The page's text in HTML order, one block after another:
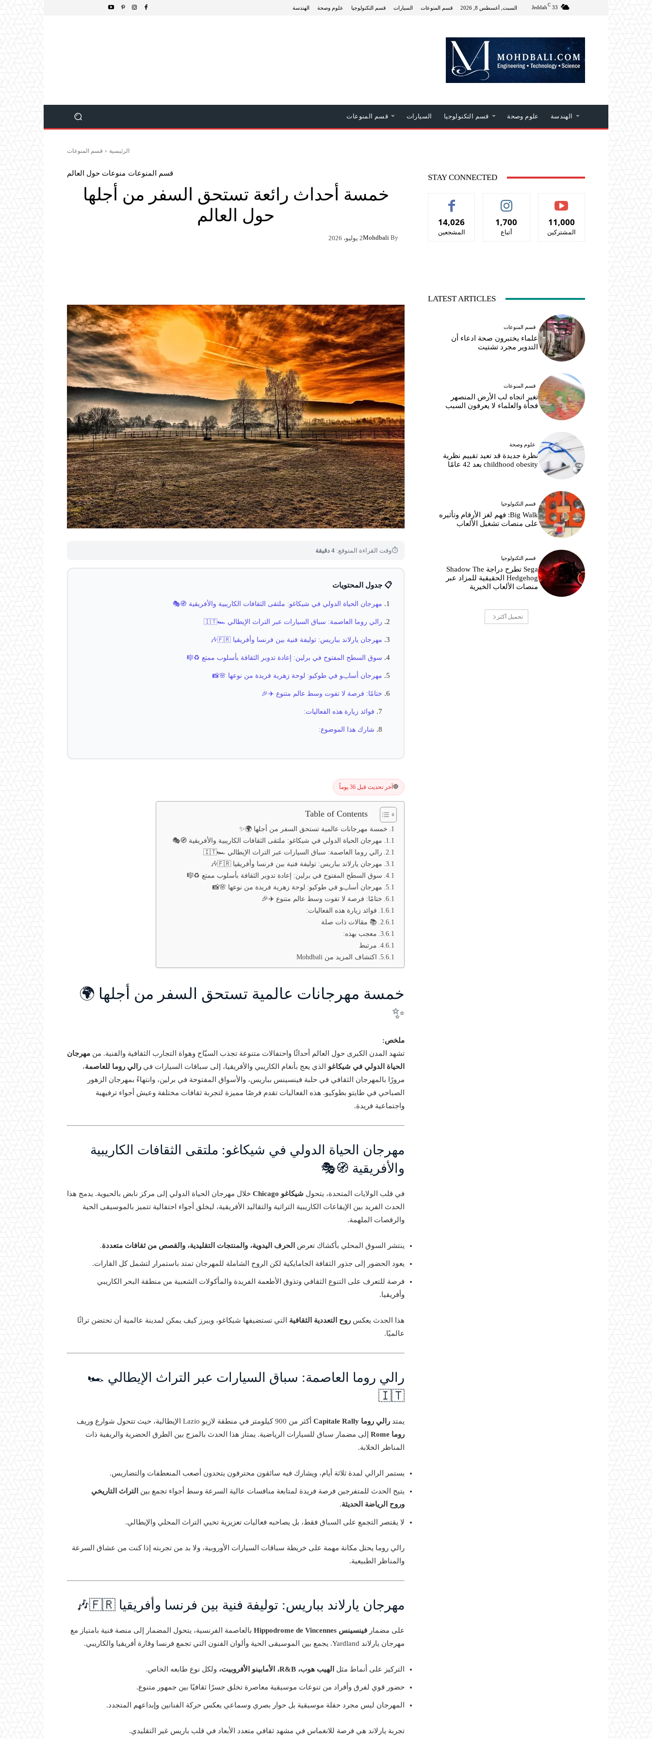
33
C
Jeddah السبت, أغسطس 8, 2026 الهندسة علوم وصحة قسم التكنولوجيا السيارات قسم المنوعات
الهندسة علوم وصحة قسم التكنولوجيا السيارات قسم المنوعات
الرئيسية قسم المنوعات
قسم المنوعات منوعات حول العالم
خمسة أحداث رائعة تستحق السفر من أجلها
حول العالم
By
Mohdbali2 يوليو، 2026
⏱وقت القراءة المتوقع: 4 دقيقة
📋 جدول المحتويات
مهرجان الحياة الدولي في شيكاغو: ملتقى الثقافات الكاريبية والأفريقية 🧭🎭
رالي روما العاصمة: سباق السيارات عبر التراث الإيطالي 🏎️🇮🇹
مهرجان يارلاند بباريس: توليفة فنية بين فرنسا وأفريقيا 🇫🇷🎶
سوق السطح المفتوح في برلين: إعادة تدوير الثقافة بأسلوب ممتع ♻️🎼
مهرجان أساݐو في طوكيو: لوحة زهرية فريدة من نوعها 🌸📸
ختامًا: فرصة لا تفوت وسط عالم متنوع ✈️🎉
فوائد زيارة هذه الفعاليات:
شارك هذا الموضوع:
🔴آخر تحديث قبل 36 يوماً
Table of Contents
خمسة مهرجانات عالمية تستحق السفر من أجلها 🌍✨
مهرجان الحياة الدولي في شيكاغو: ملتقى الثقافات الكاريبية والأفريقية 🧭🎭
رالي روما العاصمة: سباق السيارات عبر التراث الإيطالي 🏎️🇮🇹
مهرجان يارلاند بباريس: توليفة فنية بين فرنسا وأفريقيا 🇫🇷🎶
سوق السطح المفتوح في برلين: إعادة تدوير الثقافة بأسلوب ممتع ♻️🎼
مهرجان أساݐو في طوكيو: لوحة زهرية فريدة من نوعها 🌸📸
ختامًا: فرصة لا تفوت وسط عالم متنوع ✈️🎉
فوائد زيارة هذه الفعاليات:
📚 مقالات ذات صلة
معجب بهذه:
مرتبط
اكتشاف المزيد من Mohdbali
خمسة مهرجانات عالمية تستحق السفر من أجلها 🌍
✨
ملخص:
تشهد المدن الكبرى حول العالم أحداثًا واحتفالات متنوعة تجذب السيّاح وهواة التجارب الثقافية والفنية. من مهرجان
الحياة الدولي في شيكاغو الذي يعج بأنغام الكاريبي والأفريقيا، إلى سباقات السيارات في رالي روما للعاصمة،
مرورًا بالمهرجان الثقافي في حلبة فينسينس بباريس، والأسواق المفتوحة في برلين، وانتهاءً بمهرجان الزهور
الصباحي في طايتو بطوكيو. هذه الفعاليات تقدم فرصًا مميزة لتجربة ثقافات مختلفة وعيش أجواء ترفيهية
واجتماعية فريدة.
مهرجان الحياة الدولي في شيكاغو: ملتقى الثقافات الكاريبية
والأفريقية 🧭🎭
في قلب الولايات المتحدة، يتحول شيكاغو Chicago
خلال مهرجان الحياة الدولي إلى مركز نابض بالحيوية. يدمج هذا
الحدث الفريد بين الإيقاعات الكاريبية التراثية والتقاليد الأفريقية، ليخلق أجواء احتفالية تتميز بالموسيقى الحية
والرقصات الملهمة.
ينتشر السوق المحلي بأكشاك تعرض الحرف اليدوية، والمنتجات التقليدية، والقصص من ثقافات متعددة.
يعود الحضور إلى جذور الثقافة الجامايكية لكن الروح الشاملة للمهرجان تمتد باستمرار لتشمل كل القارات.
فرصة للتعرف على التنوع الثقافي وتذوق الأطعمة الفريدة والمأكولات الشعبية من منطقة البحر الكاريبي
وأفريقيا.
هذا الحدث يعكس روح التعددية الثقافية التي تستضيفها شيكاغو، ويبرز كيف يمكن لمدينة عالمية أن تحتضن تراثًا
عالميًا.
رالي روما العاصمة: سباق السيارات عبر التراث الإيطالي 🏎️
🇮🇹
يمتد رالي روما Capitale Rally
أكثر من 900 كيلومتر في منطقة لازيو Lazio الإيطالية، حيث تتحول شوارع وريف
روما Rome
إلى مضمار سباق للسيارات الرياضية. يمتاز هذا الحدث بالمزج بين الطرق الحضرية والريفية ذات
المناظر الخلابة.
يستمر الرالي لمدة ثلاثة أيام، ويشارك فيه سائقون محترفون يتحدون أصعب المنعطفات والتضاريس.
يتيح الحدث للمتفرجين فرصة فريدة لمتابعة منافسات عالية السرعة وسط أجواء تجمع بين
التراث التاريخي
وروح الرياضة الحديثة.
لا يقتصر التجمع على السباق فقط، بل يصاحبه فعاليات تعزيزية تحيي التراث المحلي والإيطالي.
رالي روما يحتل مكانة مهمة على خريطة سباقات السيارات الأوروبية، ولا بد من تجربته إذا كنت من عشاق السرعة
والمناظر الطبيعية.
مهرجان يارلاند بباريس: توليفة فنية بين فرنسا وأفريقيا 🇫🇷🎶
على مضمار فينسينس Hippodrome de Vincennes
بالعاصمة الفرنسية، يتحول المضمار إلى منصة فنية بامتياز مع
مهرجان يارلاند Yardland. يجمع بين الموسيقى الحية وألوان الفنون التي تجمع فرنسا وقارة أفريقيا والكاريبي.
التركيز على أنماط مثل الهيب هوب، R&B، الأمابينو الأفروبيت، ولكل نوع طابعه الخاص.
حضور قوي لفرق وأفراد من تنوعات موسيقية معاصرة تخلق جسرًا ثقافيًا بين جمهور متنوع.
المهرجان ليس مجرد حفلة موسيقية بل حوار بصري وسماعي يعكس حركة الفنانين وإبداعهم المتجدد.
تجربة يارلاند هي فرصة للانغماس في مشهد ثقافي متعدد الأبعاد في قلب باريس غير التقليدي.
STAY CONNECTED
14,026
المشجعين
1,700
أتباع
11,000
المشتركين
LATEST ARTICLES
قسم المنوعات
علماء يختبرون صحة ادعاء أن
التدوير مجرد تشتيت
قسم المنوعات
تغير اتجاه لب الأرض المنصهر
فجأة والعلماء لا يعرفون السبب
علوم وصحة
نظرة جديدة قد تعيد تقييم نظرية
childhood obesity بعد 42 عامًا
قسم التكنولوجيا
Big Walk: فهم لغز الأرقام وتأثيره
على منصات تشغيل الألعاب
قسم التكنولوجيا
Sega تطرح دراجة Shadow The
Hedgehog الحقيقية للمزاد عبر
منصات الألعاب الخيرية
تحميل أكثر